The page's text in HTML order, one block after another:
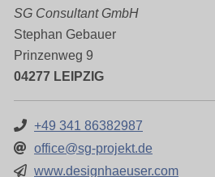
SG Consultant GmbH
Stephan Gebauer
Prinzenweg 9
04277 LEIPZIG
+49 341 86382987
office@sg-projekt.de
www.designhaeuser.com